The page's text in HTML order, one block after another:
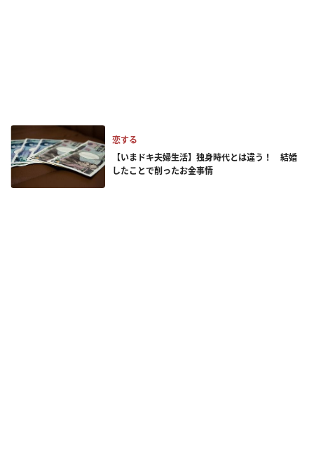
恋する
【いまドキ夫婦生活】独身時代とは違う！ 結婚
したことで削ったお金事情